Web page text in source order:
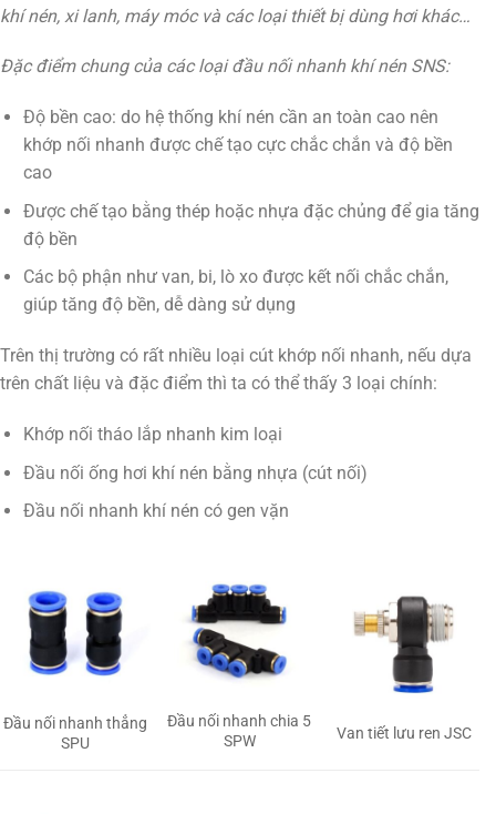
khí nén, xi lanh, máy móc và các loại thiết bị dùng hơi khác…
Đặc điểm chung của các loại đầu nối nhanh khí nén SNS:
Độ bền cao: do hệ thống khí nén cần an toàn cao nên
khớp nối nhanh được chế tạo cực chắc chắn và độ bền
cao
Được chế tạo bằng thép hoặc nhựa đặc chủng để gia tăng
độ bền
Các bộ phận như van, bi, lò xo được kết nối chắc chắn,
giúp tăng độ bền, dễ dàng sử dụng
Trên thị trường có rất nhiều loại cút khớp nối nhanh, nếu dựa
trên chất liệu và đặc điểm thì ta có thể thấy 3 loại chính:
Khớp nối tháo lắp nhanh kim loại
Đầu nối ống hơi khí nén bằng nhựa (cút nối)
Đầu nối nhanh khí nén có gen vặn
Đầu nối nhanh thẳng
SPU
Đầu nối nhanh chia 5
SPW
Van tiết lưu ren JSC